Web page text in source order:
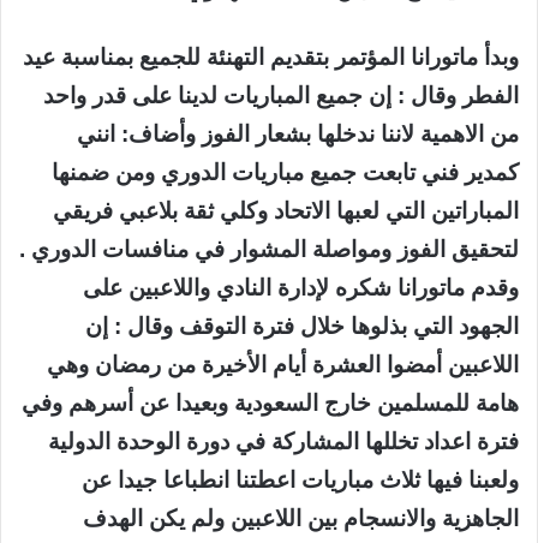
وبدأ ماتورانا المؤتمر بتقديم التهنئة للجميع بمناسبة عيد
الفطر وقال : إن جميع المباريات لدينا على قدر واحد
من الاهمية لاننا ندخلها بشعار الفوز وأضاف: انني
كمدير فني تابعت جميع مباريات الدوري ومن ضمنها
المباراتين التي لعبها الاتحاد وكلي ثقة بلاعبي فريقي
لتحقيق الفوز ومواصلة المشوار في منافسات الدوري .
وقدم ماتورانا شكره لإدارة النادي واللاعبين على
الجهود التي بذلوها خلال فترة التوقف وقال : إن
اللاعبين أمضوا العشرة أيام الأخيرة من رمضان وهي
هامة للمسلمين خارج السعودية وبعيدا عن أسرهم وفي
فترة اعداد تخللها المشاركة في دورة الوحدة الدولية
ولعبنا فيها ثلاث مباريات اعطتنا انطباعا جيدا عن
الجاهزية والانسجام بين اللاعبين ولم يكن الهدف